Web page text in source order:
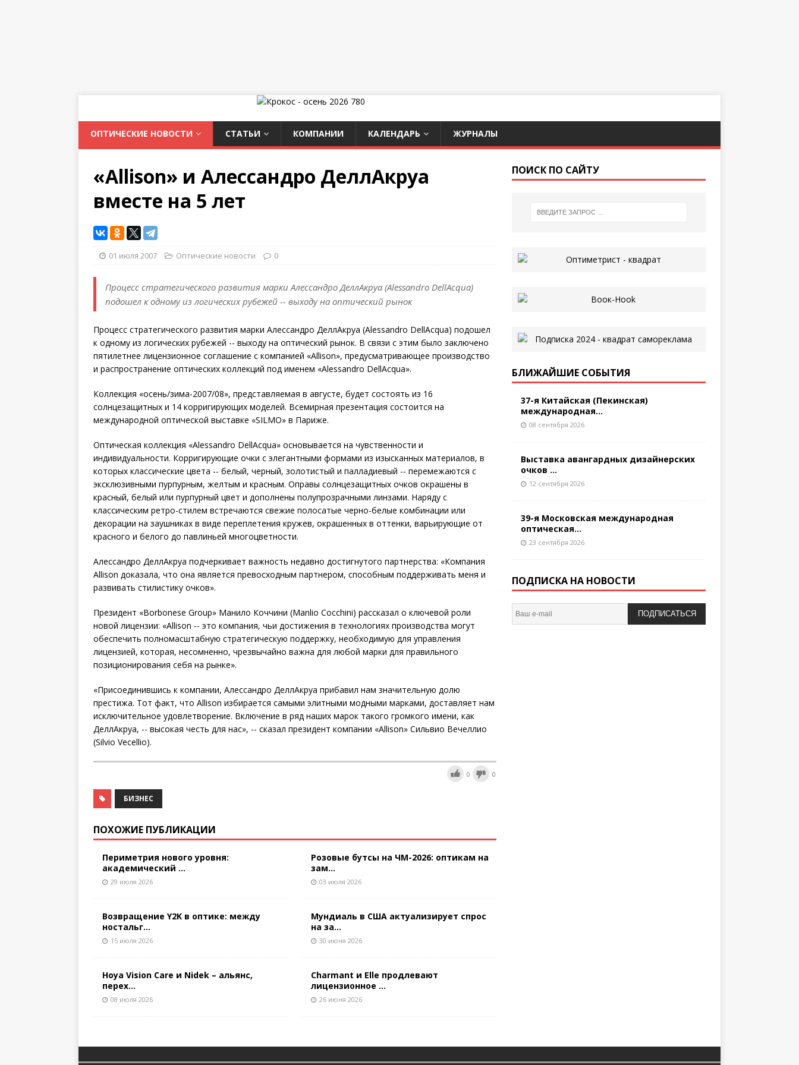
ОПТИЧЕСКИЕ НОВОСТИ СТАТЬИ КОМПАНИИ КАЛЕНДАРЬ ЖУРНАЛЫ
«Allison» и Алессандро ДеллАкруа
вместе на 5 лет
01 июля 2007 Оптические новости 0
Процесс стратегического развития марки Алессандро ДеллАкруа (Alessandro DellAcqua)
подошел к одному из логических рубежей -- выходу на оптический рынок
Процесс стратегического развития марки Алессандро ДеллАкруа (Alessandro DellAcqua) подошел
к одному из логических рубежей -- выходу на оптический рынок. В связи с этим было заключено
пятилетнее лицензионное соглашение с компанией «Allison», предусматривающее производство
и распространение оптических коллекций под именем «Alessandro DellAcqua».
Коллекция «осень/зима-2007/08», представляемая в августе, будет состоять из 16
солнцезащитных и 14 корригирующих моделей. Всемирная презентация состоится на
международной оптической выставке «SILMO» в Париже.
Оптическая коллекция «Alessandro DellAcqua» основывается на чувственности и
индивидуальности. Корригирующие очки с элегантными формами из изысканных материалов, в
которых классические цвета -- белый, черный, золотистый и палладиевый -- перемежаются с
эксклюзивными пурпурным, желтым и красным. Оправы солнцезащитных очков окрашены в
красный, белый или пурпурный цвет и дополнены полупрозрачными линзами. Наряду с
классическим ретро-стилем встречаются свежие полосатые черно-белые комбинации или
декорации на заушниках в виде переплетения кружев, окрашенных в оттенки, варьирующие от
красного и белого до павлиньей многоцветности.
Алессандро ДеллАкруа подчеркивает важность недавно достигнутого партнерства: «Компания
Allison доказала, что она является превосходным партнером, способным поддерживать меня и
развивать стилистику очков».
Президент «Borbonese Group» Манило Коччини (Manlio Cocchini) рассказал о ключевой роли
новой лицензии: «Allison -- это компания, чьи достижения в технологиях производства могут
обеспечить полномасштабную стратегическую поддержку, необходимую для управления
лицензией, которая, несомненно, чрезвычайно важна для любой марки для правильного
позиционирования себя на рынке».
«Присоединившись к компании, Алессандро ДеллАкруа прибавил нам значительную долю
престижа. Тот факт, что Allison избирается самыми элитными модными марками, доставляет нам
исключительное удовлетворение. Включение в ряд наших марок такого громкого имени, как
ДеллАкруа, -- высокая честь для нас», -- сказал президент компании «Allison» Сильвио Вечеллио
(Silvio Vecellio).
0 0
БИЗНЕС
ПОХОЖИЕ ПУБЛИКАЦИИ
Периметрия нового уровня:
академический ...
29 июля 2026
Возвращение Y2K в оптике: между
ностальг...
15 июля 2026
Hoya Vision Care и Nidek – альянс,
перех...
08 июля 2026
Розовые бутсы на ЧМ-2026: оптикам на
зам...
03 июля 2026
Мундиаль в США актуализирует спрос
на за...
30 июня 2026
Charmant и Elle продлевают
лицензионное ...
26 июня 2026
ПОИСК ПО САЙТУ
БЛИЖАЙШИЕ СОБЫТИЯ
37-я Китайская (Пекинская)
международная...
08 сентября 2026
Выставка авангардных дизайнерских
очков ...
12 сентября 2026
39-я Московская международная
оптическая...
23 сентября 2026
ПОДПИСКА НА НОВОСТИ
ПОДПИСАТЬСЯ